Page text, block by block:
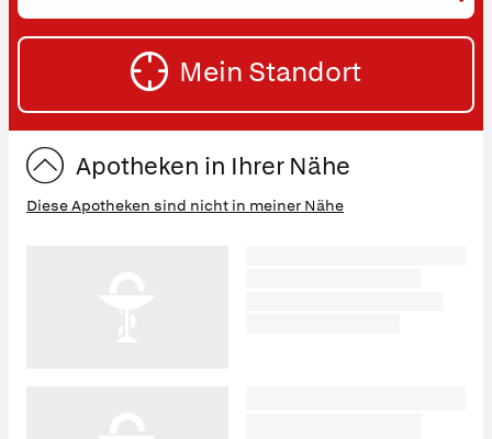
oder
Straße
Mein Standort
Apotheken in Ihrer Nähe
Diese Apotheken sind nicht in meiner Nähe